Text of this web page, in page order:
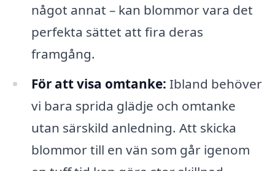
något annat – kan blommor vara det
perfekta sättet att fira deras
framgång.
För att visa omtanke: Ibland behöver
vi bara sprida glädje och omtanke
utan särskild anledning. Att skicka
blommor till en vän som går igenom